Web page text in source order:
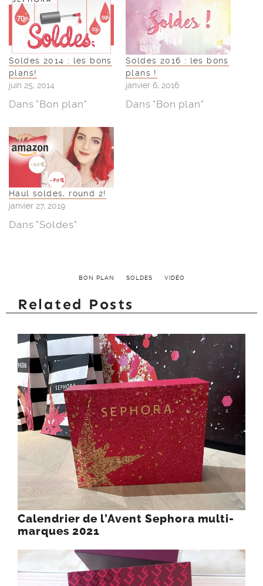
Soldes 2014 : les bons
plans!
juin 25, 2014
Dans "Bon plan"
Soldes 2016 : les bons
plans !
janvier 6, 2016
Dans "Bon plan"
Haul soldes, round 2!
janvier 27, 2019
Dans "Soldes"
BON PLAN SOLDES VIDÉO
Related Posts
Calendrier de l’Avent Sephora multi-
marques 2021